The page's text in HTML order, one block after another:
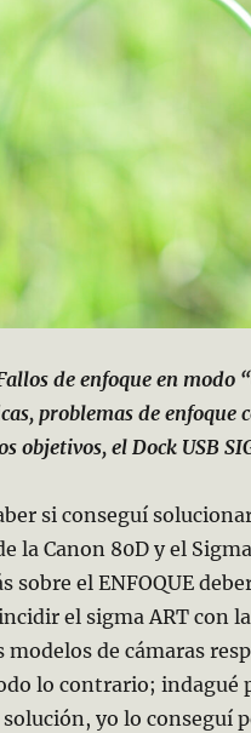
de enfoque en modo
problemas de enfoque
objetivos, el Dock USB
si conseguí
la Canon 80D y el
sobre el ENFOQUE
el sigma ART con
de cámaras
lo contrario; indagué
yo lo conseguí